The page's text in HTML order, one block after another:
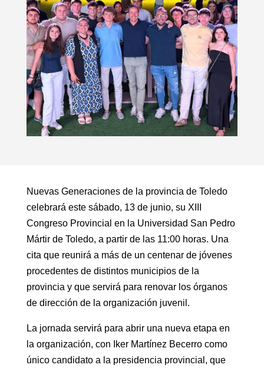
Nuevas Generaciones de la provincia de Toledo
celebrará este sábado, 13 de junio, su XIII
Congreso Provincial en la Universidad San Pedro
Mártir de Toledo, a partir de las 11:00 horas. Una
cita que reunirá a más de un centenar de jóvenes
procedentes de distintos municipios de la
provincia y que servirá para renovar los órganos
de dirección de la organización juvenil.
La jornada servirá para abrir una nueva etapa en
la organización, con Iker Martínez Becerro como
único candidato a la presidencia provincial, que